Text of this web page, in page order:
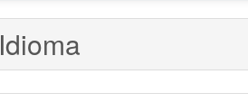
Idioma